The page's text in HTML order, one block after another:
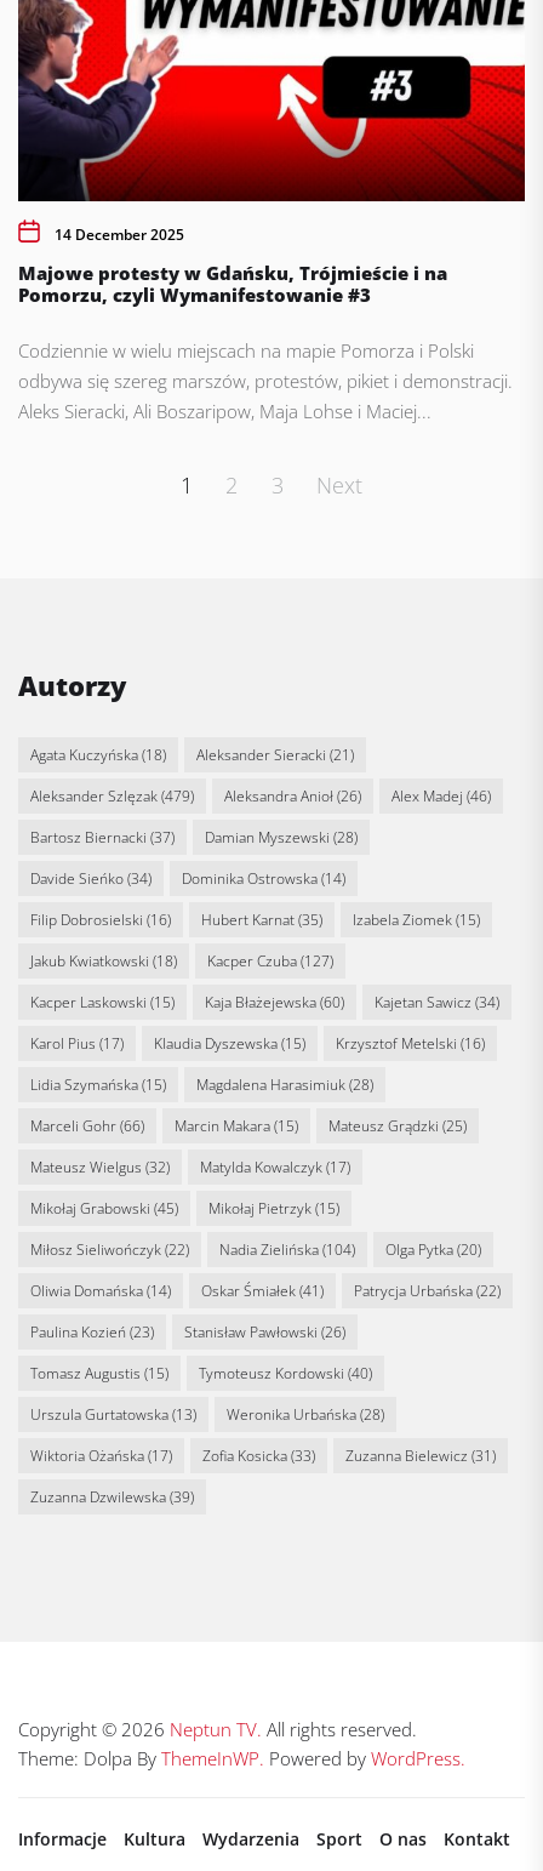
14 December 2025
Majowe protesty w Gdańsku, Trójmieście i na
Pomorzu, czyli Wymanifestowanie #3
Codziennie w wielu miejscach na mapie Pomorza i Polski
odbywa się szereg marszów, protestów, pikiet i demonstracji.
Aleks Sieracki, Ali Boszaripow, Maja Lohse i Maciej...
1 2 3 Next
Autorzy
Agata Kuczyńska(18) Aleksander Sieracki (21)
Aleksander Szlęzak(479) Aleksandra Anioł(26) Alex Madej (46)
Bartosz Biernacki (37) Damian Myszewski (28)
Davide Sieńko(34) Dominika Ostrowska(14)
Filip Dobrosielski (16) Hubert Karnat(35) Izabela Ziomek(15)
Jakub Kwiatkowski (18) Kacper Czuba(127)
Kacper Laskowski (15) Kaja Błażejewska(60) Kajetan Sawicz (34)
Karol Pius (17) Klaudia Dyszewska(15) Krzysztof Metelski (16)
Lidia Szymańska(15) Magdalena Harasimiuk(28)
Marceli Gohr(66) Marcin Makara(15) Mateusz Grądzki (25)
Mateusz Wielgus (32) Matylda Kowalczyk(17)
Mikołaj Grabowski (45) Mikołaj Pietrzyk(15)
Miłosz Sieliwończyk(22) Nadia Zielińska(104) Olga Pytka(20)
Oliwia Domańska(14) Oskar Śmiałek(41) Patrycja Urbańska(22)
Paulina Kozień (23) Stanisław Pawłowski (26)
Tomasz Augustis (15) Tymoteusz Kordowski (40)
Urszula Gurtatowska(13) Weronika Urbańska(28)
Wiktoria Ożańska(17) Zofia Kosicka(33) Zuzanna Bielewicz (31)
Zuzanna Dzwilewska(39)
Copyright © 2026 Neptun TV. All rights reserved.
Theme: Dolpa By ThemeInWP. Powered by WordPress.
Informacje Kultura Wydarzenia Sport O nas Kontakt